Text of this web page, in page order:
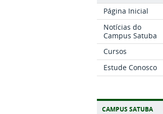
Página Inicial
Notícias do
Campus Satuba
Cursos
Estude Conosco
CAMPUS SATUBA